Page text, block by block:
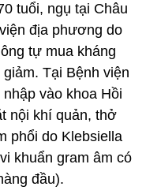
tuổi, ngụ tại Châu
địa phương do
tự mua kháng
Tại Bệnh viện
vào khoa Hồi
nội khí quản, thở
phổi do Klebsiella
khuẩn gram âm có
đầu).